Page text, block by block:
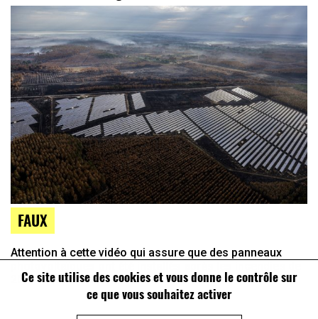
Ce site utilise des cookies et vous donne le contrôle sur
ce que vous souhaitez activer
FAUX
Attention à cette vidéo qui assure que des panneaux
2022 en Gironde